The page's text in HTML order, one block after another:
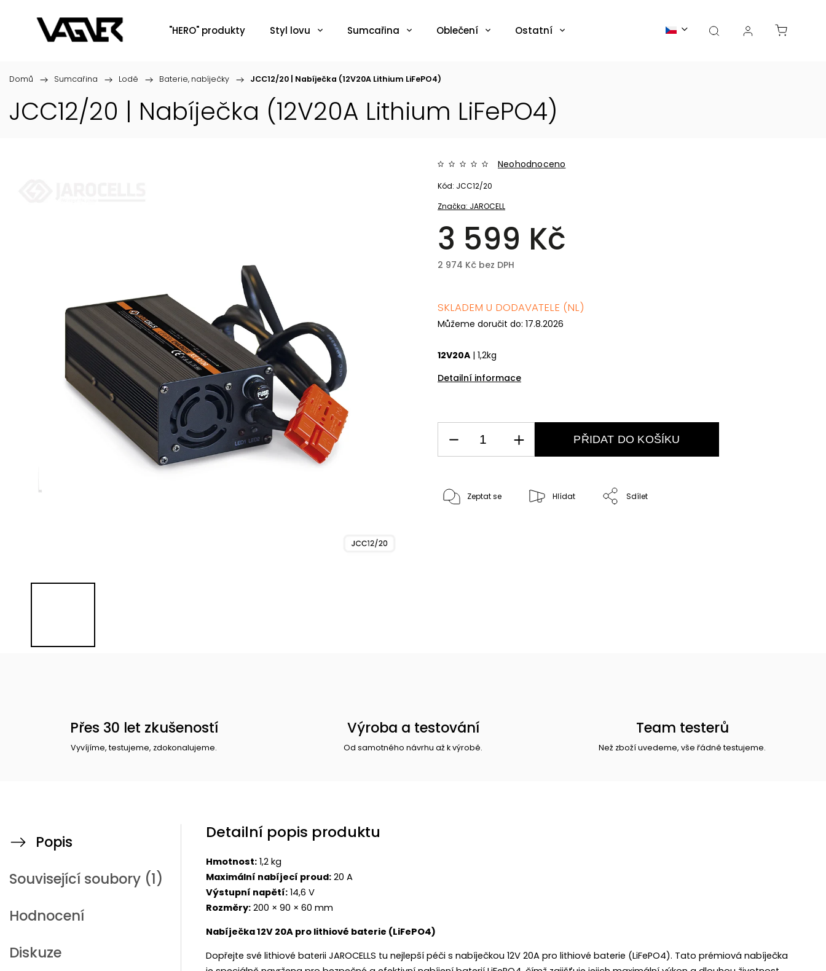
"HERO" produkty Styl lovu Sumcařina Oblečení Ostatní
Domů / Sumcařina / Lodě / Baterie, nabíječky / JCC12/20 | Nabíječka (12V20A Lithium LiFePO4)
JCC12/20 | Nabíječka (12V20A Lithium LiFePO4)
Značka: JAROCELL
Neohodnoceno
3 599 Kč
2 974 Kč bez DPH
Kód: JCC12/20
12V20A | 1,2kg
Detailní informace
SKLADEM U DODAVATELE (NL)
Můžeme doručit do: 17.8.2026
PŘIDAT DO KOŠÍKU
Zeptat se Hlídat Sdílet
Přes 30 let zkušeností
Vyvíjíme, testujeme, zdokonalujeme.
Výroba a testování
Od samotného návrhu až k výrobě.
Team testerů
Než zboží uvedeme, vše řádně testujeme.
Popis
Související soubory (1)
Hodnocení
Diskuze
Detailní popis produktu
Hmotnost: 1,2 kg
Maximální nabíjecí proud: 20 A
Výstupní napětí: 14,6 V
Rozměry: 200 × 90 × 60 mm
Nabíječka 12V 20A pro lithiové baterie (LiFePO4)
Dopřejte své lithiové baterii JAROCELLS tu nejlepší péči s nabíječkou 12V 20A pro lithiové baterie (LiFePO4). Tato prémiová nabíječka